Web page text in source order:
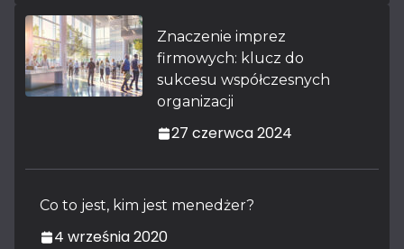
Znaczenie imprez
firmowych: klucz do
sukcesu współczesnych
organizacji
27 czerwca 2024
Co to jest, kim jest menedżer?
4 września 2020